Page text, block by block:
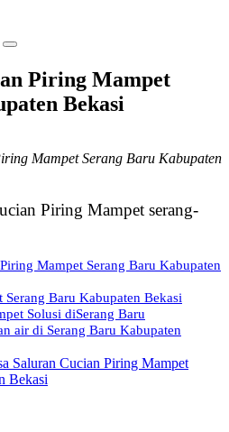
Piring Mampet
Bekasi
Mampet Serang Baru Kabupaten
Piring Mampet serang-
Mampet Serang Baru Kabupaten
Baru Kabupaten Bekasi
Solusi diSerang Baru
air di Serang Baru Kabupaten
Saluran Cucian Piring Mampet
Bekasi